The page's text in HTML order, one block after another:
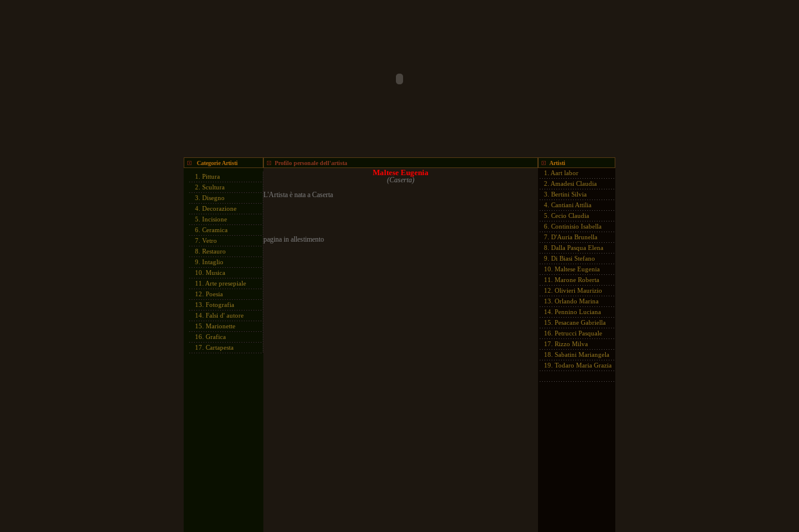
Categorie Artisti
1. Pittura
2. Scultura
3. Disegno
4. Decorazione
5. Incisione
6. Ceramica
7. Vetro
8. Restauro
9. Intaglio
10. Musica
11. Arte presepiale
12. Poesia
13. Fotografia
14. Falsi d' autore
15. Marionette
16. Grafica
17. Cartapesta
Profilo personale dell'artista
Maltese Eugenia
(Caserta)
L'Artista è nata a Caserta
pagina in allestimento
Artisti
1. Aart labor
2. Amadesi Claudia
3. Bertini Silvia
4. Cantiani Attilia
5. Cecio Claudia
6. Continisio Isabella
7. D'Auria Brunella
8. Dalla Pasqua Elena
9. Di Biasi Stefano
10. Maltese Eugenia
11. Marone Roberta
12. Olivieri Maurizio
13. Orlando Marina
14. Pennino Luciana
15. Pesacane Gabriella
16. Petrucci Pasquale
17. Rizzo Milva
18. Sabatini Mariangela
19. Todaro Maria Grazia